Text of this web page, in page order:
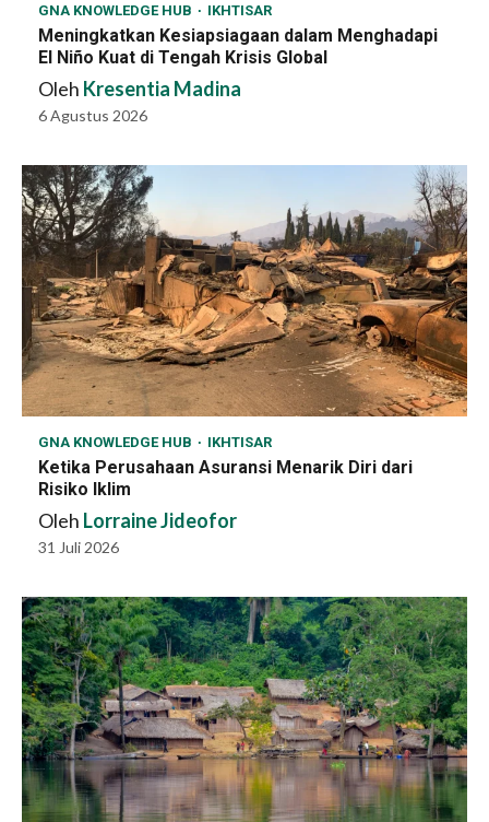
GNA KNOWLEDGE HUB IKHTISAR
Meningkatkan Kesiapsiagaan dalam Menghadapi
El Niño Kuat di Tengah Krisis Global
Oleh Kresentia Madina
6 Agustus 2026
GNA KNOWLEDGE HUB IKHTISAR
Ketika Perusahaan Asuransi Menarik Diri dari
Risiko Iklim
Oleh Lorraine Jideofor
31 Juli 2026